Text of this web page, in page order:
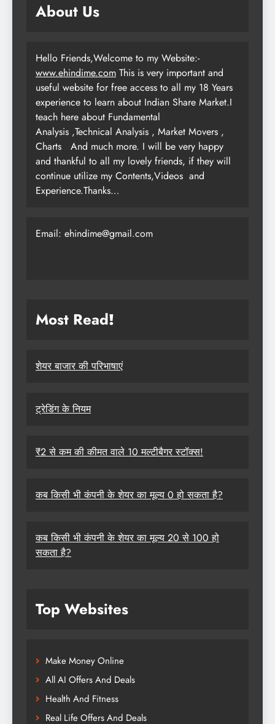
About Us
Hello Friends,Welcome to my Website:-
www.ehindime.com This is very important and
useful website for free access to all my 18 Years
experience to learn about Indian Share Market.I
teach here about Fundamental
Analysis ,Technical Analysis , Market Movers ,
Charts
And much more. I will be very happy
and thankful to all my lovely friends, if they will
continue utilize my Contents,Videos and
Experience.Thanks…
Email: ehindime@gmail.com
Most Read!
शेयर बाजार की परिभाषाएं
ट्रेडिंग के नियम
₹2 से कम की कीमत वाले 10 मल्टीबैगर स्टॉक्स!
कब किसी भी कंपनी के शेयर का मूल्य 0 हो सकता है?
कब किसी भी कंपनी के शेयर का मूल्य 20 से 100 हो
सकता है?
Top Websites
Make Money Online
All AI Offers And Deals
Health And Fitness
Real Life Offers And Deals